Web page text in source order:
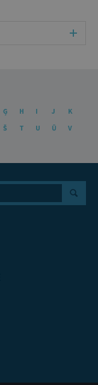
Ģ H I J
K
Š T U Ū
V